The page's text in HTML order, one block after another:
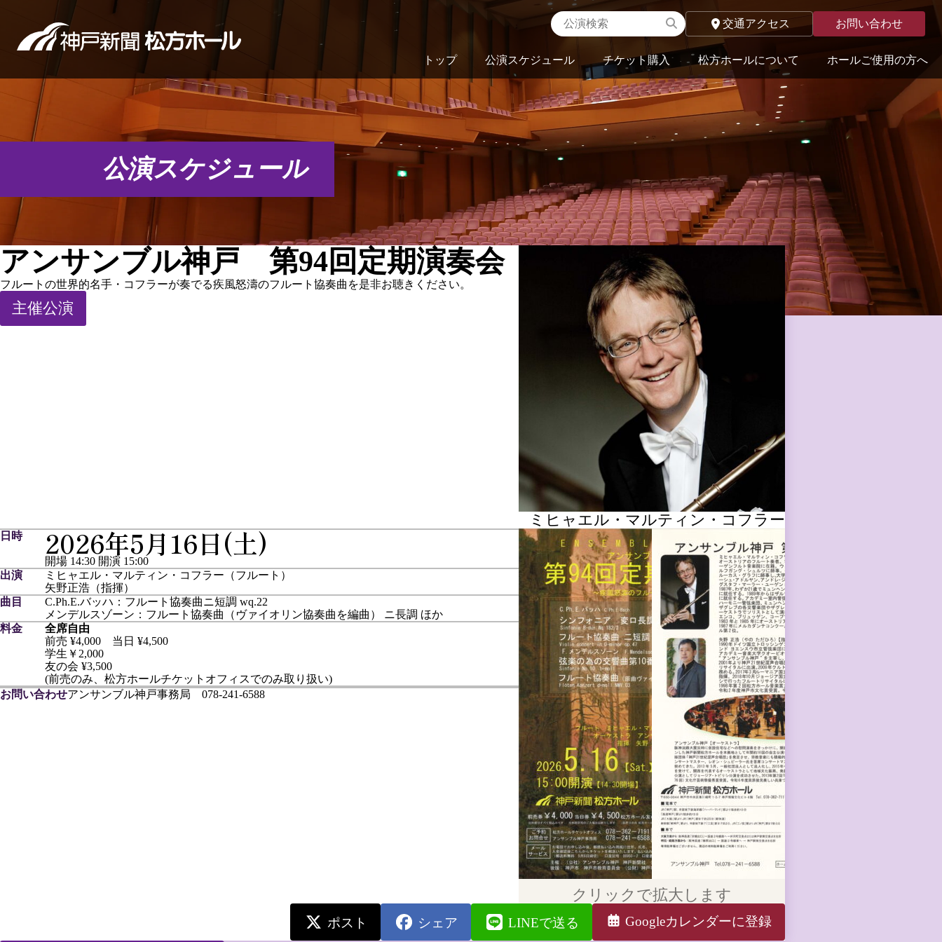
交通アクセス お問い合わせ
トップ 公演スケジュール チケット購入 松方ホールについて ホールご使用の方へ
公演スケジュール
アンサンブル神戸 第94回定期演奏会
フルートの世界的名手・コフラーが奏でる疾風怒濤のフルート協奏曲を是非お聴きください。
主催公演
ミヒャエル・マルティン・コフラー
クリックで拡大します
日時 2026年5月16日(土)
開場 14:30 開演 15:00
出演
ミヒャエル・マルティン・コフラー（フルート）
矢野正浩（指揮）
曲目
C.Ph.E.バッハ：フルート協奏曲ニ短調 wq.22
メンデルスゾーン：フルート協奏曲（ヴァイオリン協奏曲を編曲） ニ長調 ほか
料金
全席自由
前売 ¥4,000 当日 ¥4,500
学生￥2,000
友の会 ¥3,500
(前売のみ、松方ホールチケットオフィスでのみ取り扱い)
お問い合わせアンサンブル神戸事務局 078-241-6588
ポスト シェア LINEで送る Googleカレンダーに登録